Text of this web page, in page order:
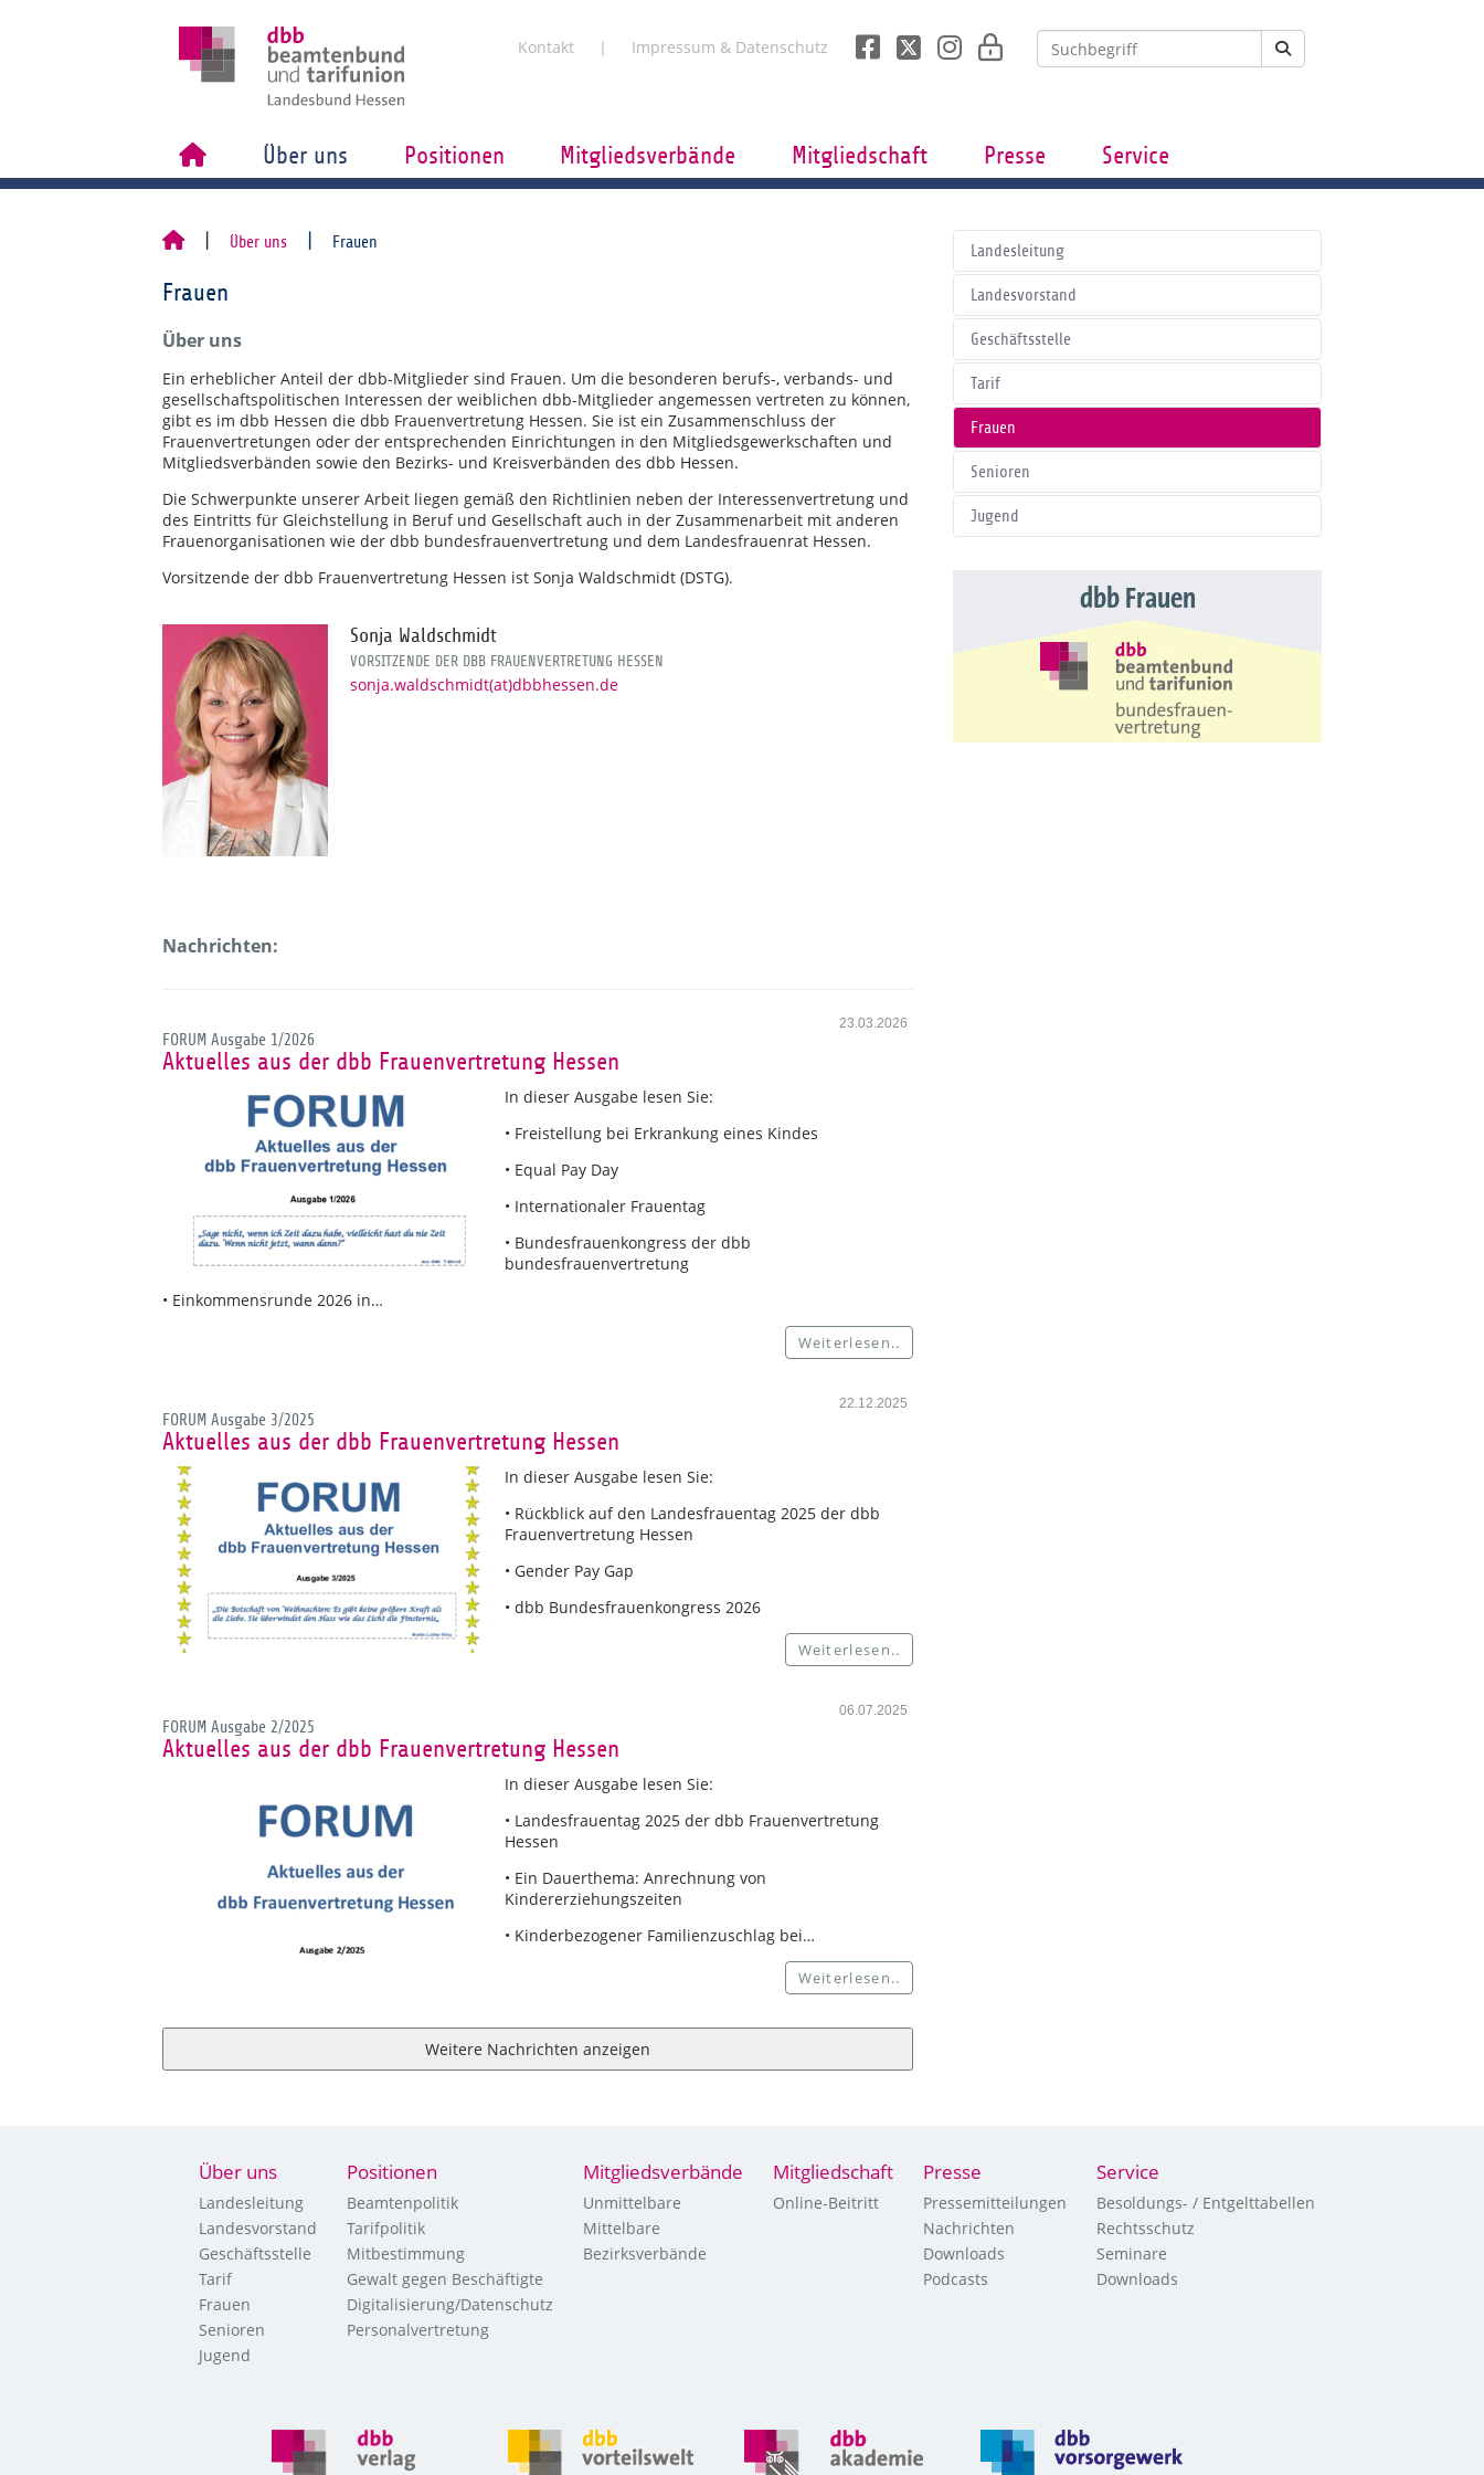
Kontakt Impressum & Datenschutz
Über uns Positionen Mitgliedsverbände Mitgliedschaft Presse Service
Über uns Frauen
Frauen
Über uns
Ein erheblicher Anteil der dbb-Mitglieder sind Frauen. Um die besonderen berufs-, verbands- und
gesellschaftspolitischen Interessen der weiblichen dbb-Mitglieder angemessen vertreten zu können,
gibt es im dbb Hessen die dbb Frauenvertretung Hessen. Sie ist ein Zusammenschluss der
Frauenvertretungen oder der entsprechenden Einrichtungen in den Mitgliedsgewerkschaften und
Mitgliedsverbänden sowie den Bezirks- und Kreisverbänden des dbb Hessen.
Die Schwerpunkte unserer Arbeit liegen gemäß den Richtlinien neben der Interessenvertretung und
des Eintritts für Gleichstellung in Beruf und Gesellschaft auch in der Zusammenarbeit mit anderen
Frauenorganisationen wie der dbb bundesfrauenvertretung und dem Landesfrauenrat Hessen.
Vorsitzende der dbb Frauenvertretung Hessen ist Sonja Waldschmidt (DSTG).
Sonja Waldschmidt
VORSITZENDE DER DBB FRAUENVERTRETUNG HESSEN
sonja.waldschmidt(at)dbbhessen.de
Nachrichten:
23.03.2026
FORUM Ausgabe 1/2026
Aktuelles aus der dbb Frauenvertretung Hessen
In dieser Ausgabe lesen Sie:
• Freistellung bei Erkrankung eines Kindes
• Equal Pay Day
• Internationaler Frauentag
• Bundesfrauenkongress der dbb
bundesfrauenvertretung
• Einkommensrunde 2026 in…
Weiterlesen..
22.12.2025
FORUM Ausgabe 3/2025
Aktuelles aus der dbb Frauenvertretung Hessen
In dieser Ausgabe lesen Sie:
• Rückblick auf den Landesfrauentag 2025 der dbb
Frauenvertretung Hessen
• Gender Pay Gap
• dbb Bundesfrauenkongress 2026
Weiterlesen..
06.07.2025
FORUM Ausgabe 2/2025
Aktuelles aus der dbb Frauenvertretung Hessen
In dieser Ausgabe lesen Sie:
• Landesfrauentag 2025 der dbb Frauenvertretung
Hessen
• Ein Dauerthema: Anrechnung von
Kindererziehungszeiten
• Kinderbezogener Familienzuschlag bei…
Weiterlesen..
Weitere Nachrichten anzeigen
Landesleitung
Landesvorstand
Geschäftsstelle
Tarif
Frauen
Senioren
Jugend
dbb Frauen
Über uns
Landesleitung
Landesvorstand
Geschäftsstelle
Tarif
Frauen
Senioren
Jugend
Positionen
Beamtenpolitik
Tarifpolitik
Mitbestimmung
Gewalt gegen Beschäftigte
Digitalisierung/Datenschutz
Personalvertretung
Mitgliedsverbände
Unmittelbare
Mittelbare
Bezirksverbände
Mitgliedschaft
Online-Beitritt
Presse
Pressemitteilungen
Nachrichten
Downloads
Podcasts
Service
Besoldungs- / Entgelttabellen
Rechtsschutz
Seminare
Downloads